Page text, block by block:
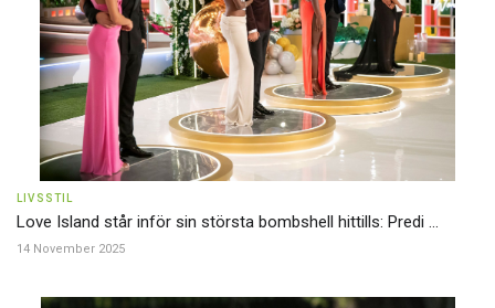
LIVSSTIL
Love Island står inför sin största bombshell hittills: Predi ...
14 November 2025